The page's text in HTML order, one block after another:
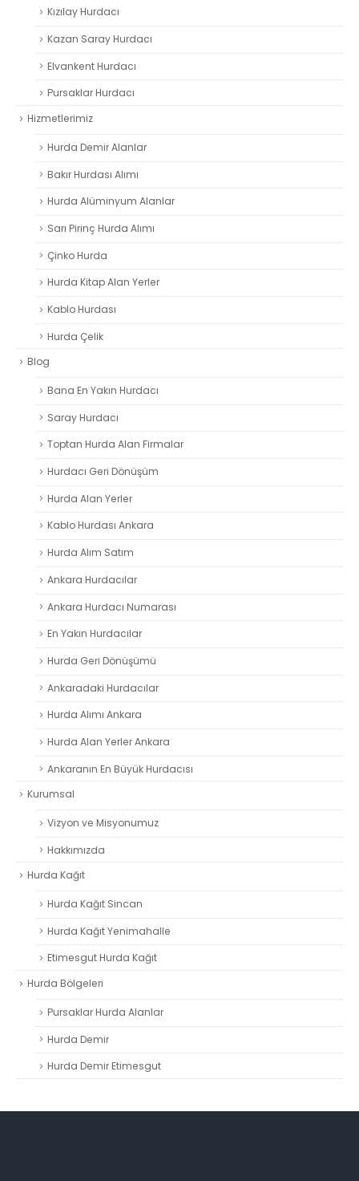
Kızılay Hurdacı
Kazan Saray Hurdacı
Elvankent Hurdacı
Pursaklar Hurdacı
Hizmetlerimiz
Hurda Demir Alanlar
Bakır Hurdası Alımı
Hurda Alüminyum Alanlar
Sarı Pirinç Hurda Alımı
Çinko Hurda
Hurda Kitap Alan Yerler
Kablo Hurdası
Hurda Çelik
Blog
Bana En Yakın Hurdacı
Saray Hurdacı
Toptan Hurda Alan Firmalar
Hurdacı Geri Dönüşüm
Hurda Alan Yerler
Kablo Hurdası Ankara
Hurda Alım Satım
Ankara Hurdacılar
Ankara Hurdacı Numarası
En Yakın Hurdacılar
Hurda Geri Dönüşümü
Ankaradaki Hurdacılar
Hurda Alımı Ankara
Hurda Alan Yerler Ankara
Ankaranın En Büyük Hurdacısı
Kurumsal
Vizyon ve Misyonumuz
Hakkımızda
Hurda Kağıt
Hurda Kağıt Sincan
Hurda Kağıt Yenimahalle
Etimesgut Hurda Kağıt
Hurda Bölgeleri
Pursaklar Hurda Alanlar
Hurda Demir
Hurda Demir Etimesgut